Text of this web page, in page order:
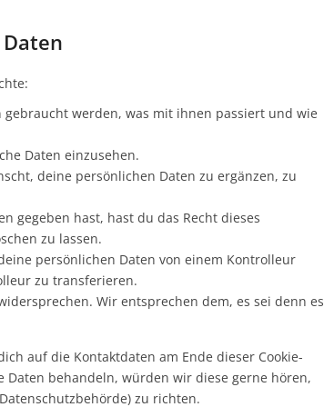
werden, was mit ihnen passiert und wie
Daten einzusehen.
deine persönlichen Daten zu ergänzen, zu
gegeben hast, hast du das Recht dieses
zu lassen.
persönlichen Daten von einem Kontrolleur
zu transferieren.
Wir entsprechen dem, es sei denn es
auf die Kontaktdaten am Ende dieser Cookie-
behandeln, würden wir diese gerne hören,
zu richten.